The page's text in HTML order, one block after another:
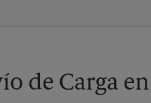
de Carga